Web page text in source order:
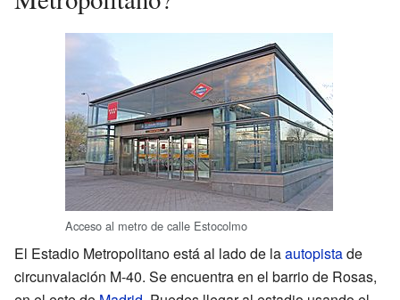
Acceso al metro de calle Estocolmo
El Estadio Metropolitano está al lado de laautopistade
circunvalación M-40. Se encuentra en el barrio de Rosas,